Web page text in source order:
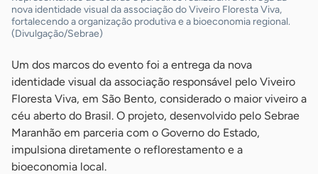
nova identidade visual da associação do Viveiro Floresta Viva,
fortalecendo a organização produtiva e a bioeconomia regional.
(Divulgação/Sebrae)
Um dos marcos do evento foi a entrega da nova
identidade visual da associação responsável pelo Viveiro
Floresta Viva, em São Bento, considerado o maior viveiro a
céu aberto do Brasil. O projeto, desenvolvido pelo Sebrae
Maranhão em parceria com o Governo do Estado,
impulsiona diretamente o reflorestamento e a
bioeconomia local.